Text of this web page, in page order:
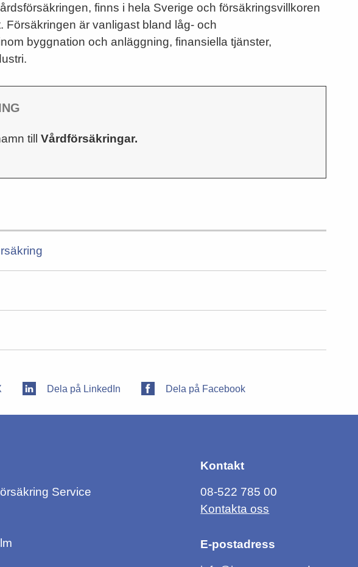
finns i hela Sverige och försäkringsvillkoren
Försäkringen är vanligast bland låg- och
byggnation och anläggning, finansiella tjänster,
tillVårdförsäkringar.
Dela på LinkedIn Dela på Facebook
Service
Kontakt
08-522 785 00
Kontakta oss
E-postadress